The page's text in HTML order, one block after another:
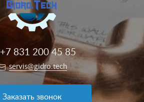
+7 831 200 45 85
servis@gidro.tech
Заказать звонок